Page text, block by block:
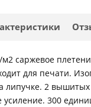
м2 саржевое
для печати.
липучке. 2 вышитых
300